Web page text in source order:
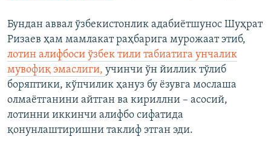
Бундан аввал ўзбекистонлик адабиётшунос Шуҳрат
Ризаев ҳам мамлакат раҳбарига мурожаат этиб,
лотин алифбоси ўзбек тили табиатига унчалик
мувофиқ эмаслиги, учинчи ўн йиллик тўлиб
боряптики, кўпчилик ҳануз бу ёзувга мослаша
олмаётганини айтган ва кириллни – асосий,
лотинни иккинчи алифбо сифатида
қонунлаштиришни таклиф этган эди.